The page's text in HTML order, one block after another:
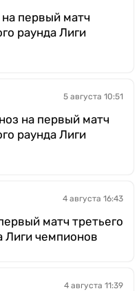
первый матч
раунда Лиги
5 августа 10:51
на первый матч
раунда Лиги
4 августа 16:43
матч третьего
Лиги чемпионов
4 августа 11:39